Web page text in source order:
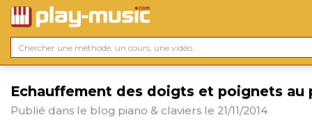
Echauffement des doigts et poignets au
Publié dans le blog piano & claviers le 21/11/2014